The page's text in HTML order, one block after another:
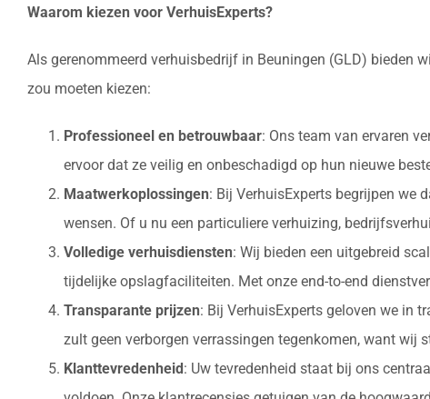
Waarom kiezen voor VerhuisExperts?
Als gerenommeerd verhuisbedrijf in Beuningen (GLD) bieden
zou moeten kiezen:
Professioneel en betrouwbaar: Ons team van ervaren
ervoor dat ze veilig en onbeschadigd op hun nieuwe
Maatwerkoplossingen: Bij VerhuisExperts begrijpen we
wensen. Of u nu een particuliere verhuizing,
Volledige verhuisdiensten: Wij bieden een uitgebreid
tijdelijke opslagfaciliteiten. Met onze end-to-end
Transparante prijzen: Bij VerhuisExperts geloven we in
zult geen verborgen verrassingen tegenkomen, want wij
Klanttevredenheid: Uw tevredenheid staat bij ons